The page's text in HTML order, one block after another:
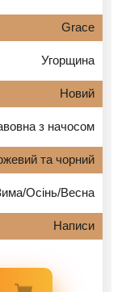
Grace
Угорщина
Новий
з начосом
та чорний
Осінь/Весна
Написи